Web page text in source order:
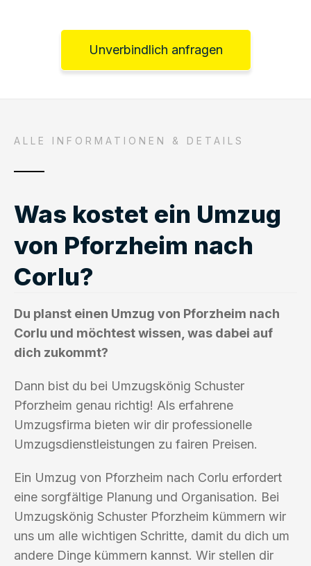
Unverbindlich anfragen
ALLE INFORMATIONEN & DETAILS
Was kostet ein Umzug
von Pforzheim nach
Corlu?
Du planst einen Umzug von Pforzheim nach
Corlu und möchtest wissen, was dabei auf
dich zukommt?
Dann bist du bei Umzugskönig Schuster
Pforzheim genau richtig! Als erfahrene
Umzugsfirma bieten wir dir professionelle
Umzugsdienstleistungen zu fairen Preisen.
Ein Umzug von Pforzheim nach Corlu erfordert
eine sorgfältige Planung und Organisation. Bei
Umzugskönig Schuster Pforzheim kümmern wir
uns um alle wichtigen Schritte, damit du dich um
andere Dinge kümmern kannst. Wir stellen dir